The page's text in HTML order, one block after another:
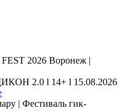
2026 Воронеж |
2.0 ӏ 14+ ӏ 15.08.2026
| Фестиваль гик-